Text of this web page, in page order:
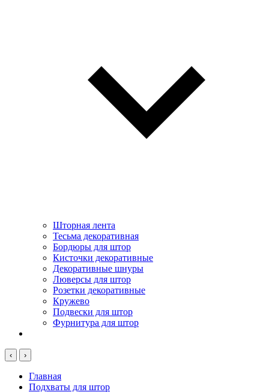
Шторная лента
Тесьма декоративная
Бордюры для штор
Кисточки декоративные
Декоративные шнуры
Люверсы для штор
Розетки декоративные
Кружево
Подвески для штор
Фурнитура для штор
‹ ›
Главная
Подхваты для штор